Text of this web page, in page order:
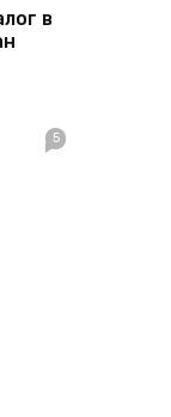
в
5